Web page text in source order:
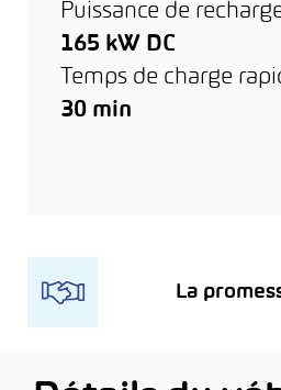
Puissance de
165 kW DC
Temps de charge
30 min
La